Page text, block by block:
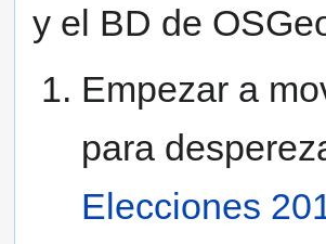
y el BD de
Empezar a
para
Elecciones